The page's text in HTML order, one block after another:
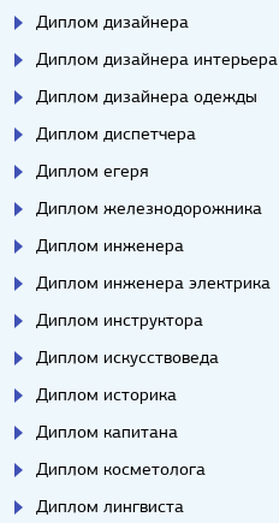
Диплом дизайнера
Диплом дизайнера интерьера
Диплом дизайнера одежды
Диплом диспетчера
Диплом егеря
Диплом железнодорожника
Диплом инженера
Диплом инженера электрика
Диплом инструктора
Диплом искусствоведа
Диплом историка
Диплом капитана
Диплом косметолога
Диплом лингвиста